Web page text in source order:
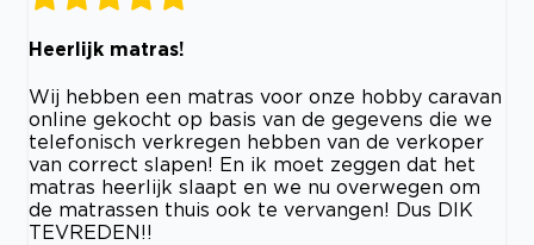
Heerlijk matras!
Wij hebben een matras voor onze hobby caravan
online gekocht op basis van de gegevens die we
telefonisch verkregen hebben van de verkoper
van correct slapen! En ik moet zeggen dat het
matras heerlijk slaapt en we nu overwegen om
de matrassen thuis ook te vervangen! Dus DIK
TEVREDEN!!